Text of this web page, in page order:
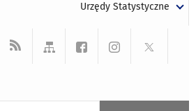
tekst
czarnym
tekst
czarnym
tekst
żółtym
Urzędy Statystyczne